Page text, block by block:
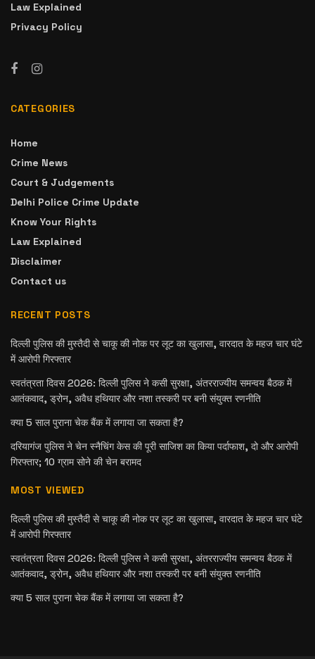
Law Explained
Privacy Policy
CATEGORIES
Home
Crime News
Court & Judgements
Delhi Police Crime Update
Know Your Rights
Law Explained
Disclaimer
Contact us
RECENT POSTS
दिल्ली पुलिस की मुस्तैदी से चाकू की नोक पर लूट का खुलासा, वारदात के महज चार घंटे
में आरोपी गिरफ्तार
स्वतंत्रता दिवस 2026: दिल्ली पुलिस ने कसी सुरक्षा, अंतरराज्यीय समन्वय बैठक में
आतंकवाद, ड्रोन, अवैध हथियार और नशा तस्करी पर बनी संयुक्त रणनीति
क्या 5 साल पुराना चेक बैंक में लगाया जा सकता है?
दरियागंज पुलिस ने चेन स्नैचिंग केस की पूरी साजिश का किया पर्दाफाश, दो और आरोपी
गिरफ्तार; 10 ग्राम सोने की चेन बरामद
MOST VIEWED
दिल्ली पुलिस की मुस्तैदी से चाकू की नोक पर लूट का खुलासा, वारदात के महज चार घंटे
में आरोपी गिरफ्तार
स्वतंत्रता दिवस 2026: दिल्ली पुलिस ने कसी सुरक्षा, अंतरराज्यीय समन्वय बैठक में
आतंकवाद, ड्रोन, अवैध हथियार और नशा तस्करी पर बनी संयुक्त रणनीति
क्या 5 साल पुराना चेक बैंक में लगाया जा सकता है?